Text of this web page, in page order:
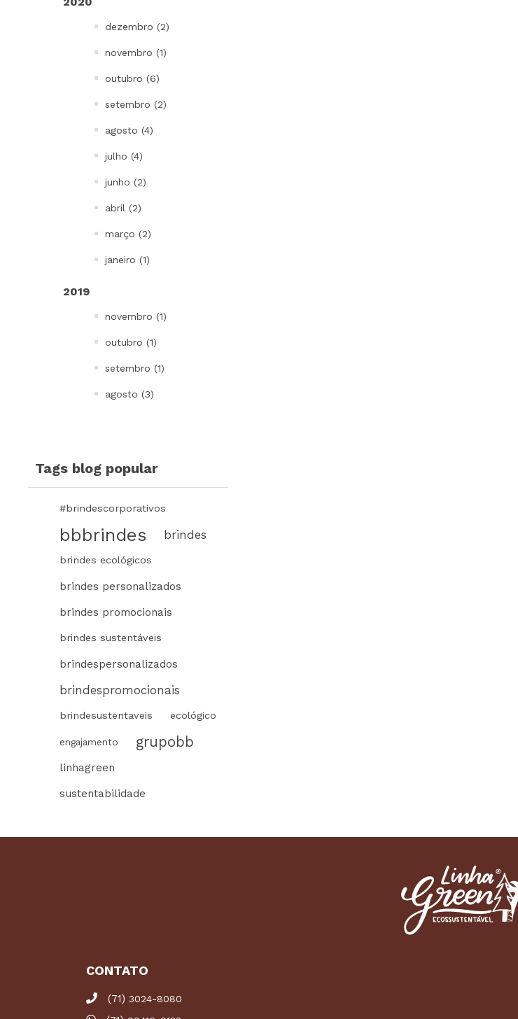
dezembro (2)
novembro (1)
outubro (6)
setembro (2)
agosto (4)
julho (4)
junho (2)
abril (2)
março (2)
janeiro (1)
2019
novembro (1)
outubro (1)
setembro (1)
agosto (3)
Tags blog popular
#brindescorporativos
bbbrindes brindes
brindes ecológicos
brindes personalizados
brindes promocionais
brindes sustentáveis
brindespersonalizados
brindespromocionais
brindesustentaveis ecológico
engajamento grupobb
linhagreen
sustentabilidade
CONTATO
(71) 3024-8080